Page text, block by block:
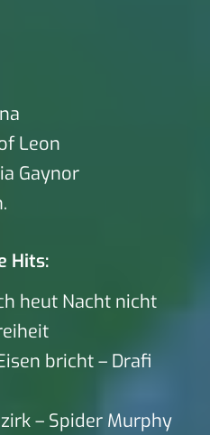
Leon
Gaynor
Hits:
heut Nacht nicht
bricht – Drafi
– Spider Murphy